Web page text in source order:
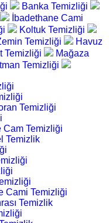
Banka Temizliği
İbadethane Cami
Koltuk Temizliği
Temizliği
Havuz
Temizliği
Mağaza
Temizliği
Temizliği
Cam Temizliği
Temizlik
Cami Temizliği
Temizlik